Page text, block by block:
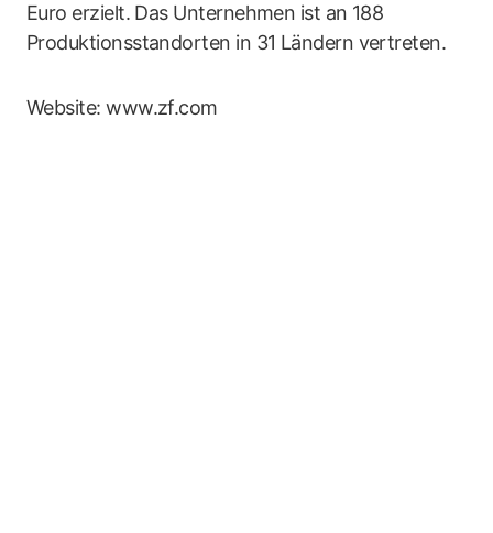
Euro erzielt. Das Unternehmen ist an 188
Produktionsstandorten in 31 Ländern vertreten.
Website: www.zf.com